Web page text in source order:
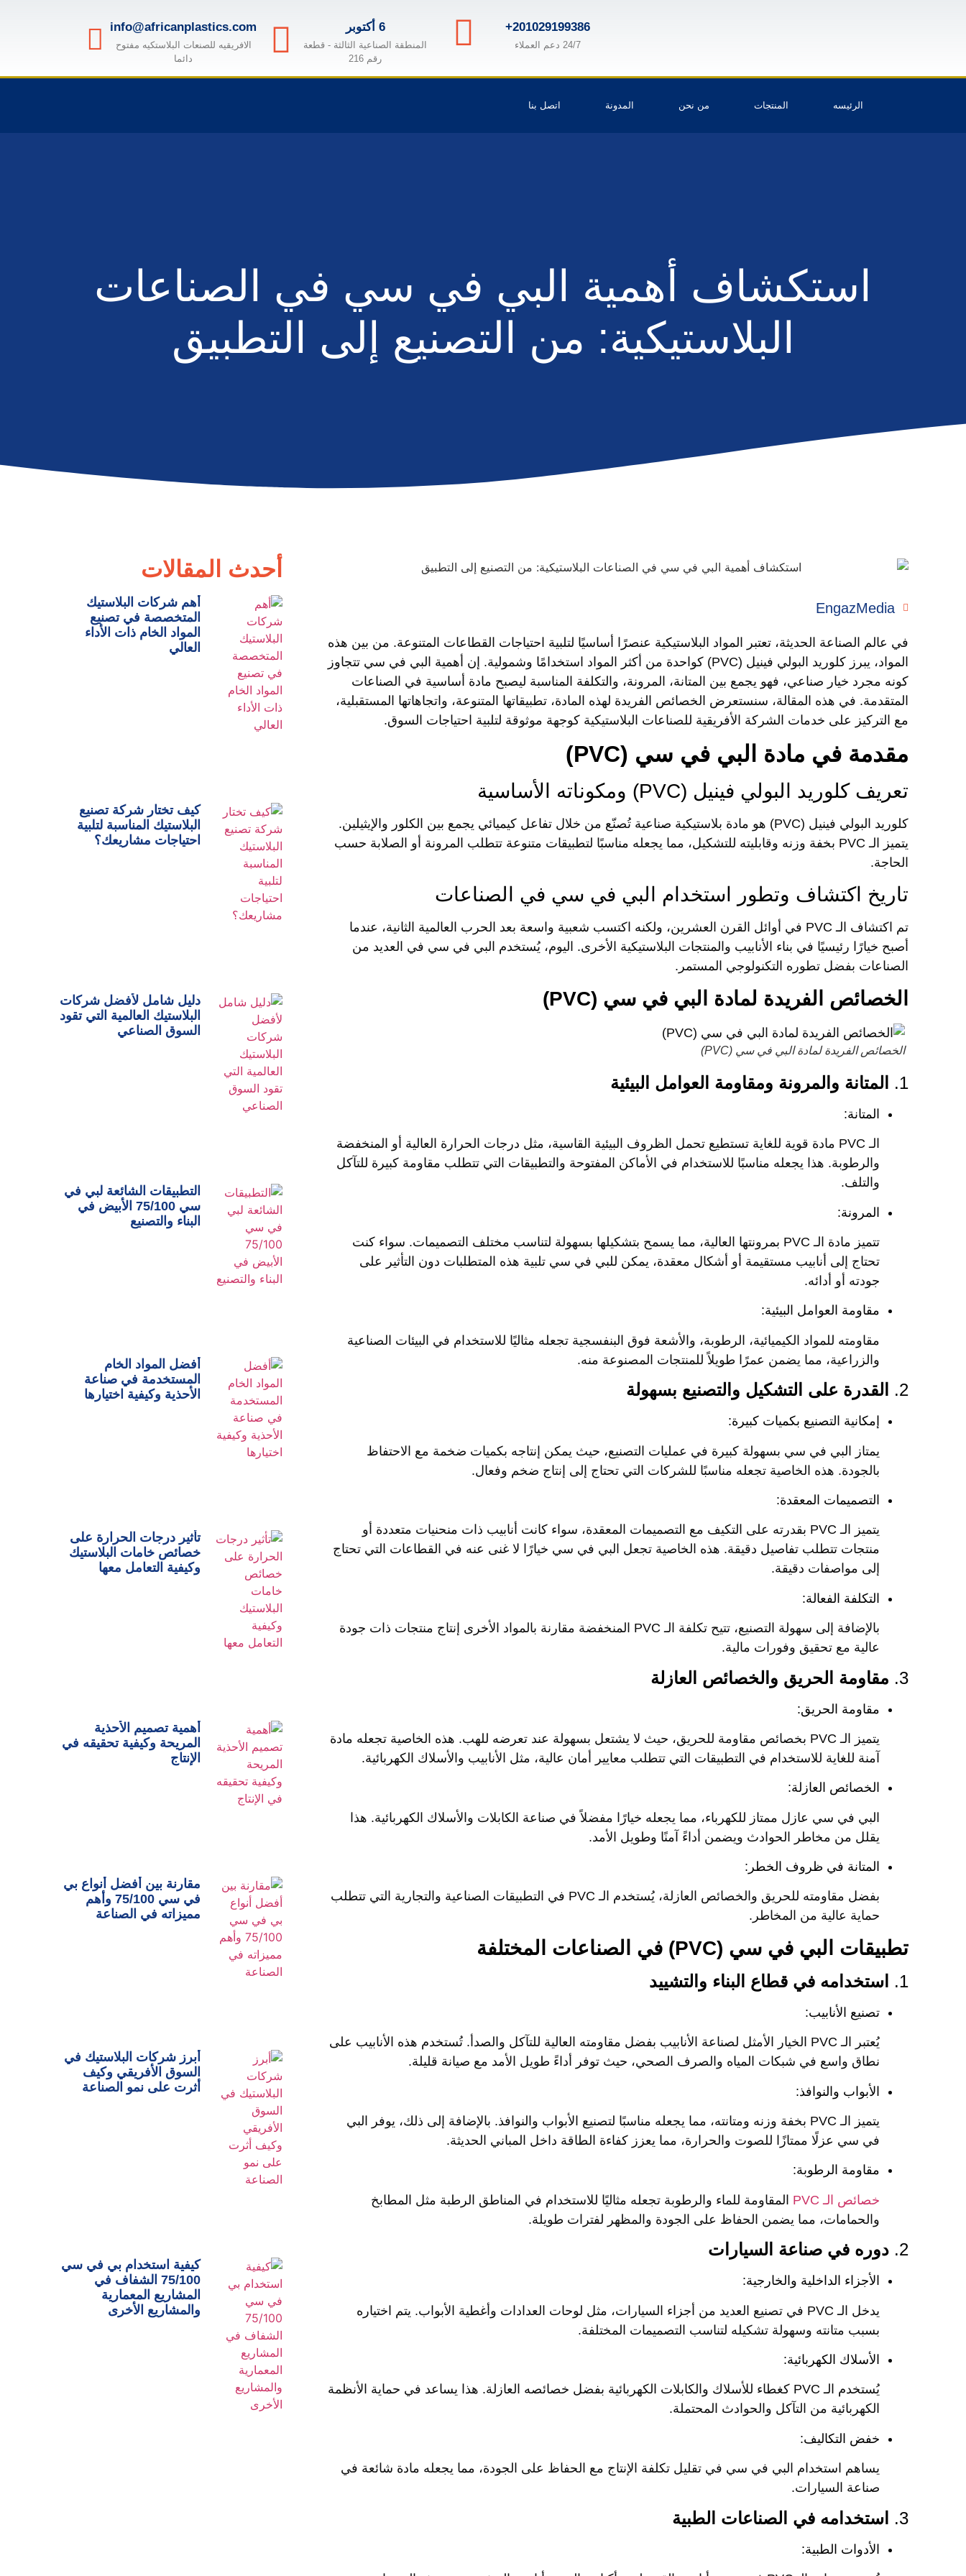
+201029199386
24/7 دعم العملاء
6 أكتوبر
المنطقة الصناعية الثالثة - قطعة
رقم 216
info@africanplastics.com
الافريقيه للصنعات البلاستكيه مفتوح
دائما
الرئيسه المنتجات من نحن المدونة اتصل بنا
استكشاف أهمية البي في سي في الصناعات
البلاستيكية: من التصنيع إلى التطبيق
EngazMedia
في عالم الصناعة الحديثة، تعتبر المواد البلاستيكية عنصرًا أساسيًا لتلبية احتياجات القطاعات المتنوعة. من بين هذه
المواد، يبرز كلوريد البولي فينيل (PVC) كواحدة من أكثر المواد استخدامًا وشمولية. إن أهمية البي في سي تتجاوز
كونه مجرد خيار صناعي، فهو يجمع بين المتانة، المرونة، والتكلفة المناسبة ليصبح مادة أساسية في الصناعات
المتقدمة. في هذه المقالة، سنستعرض الخصائص الفريدة لهذه المادة، تطبيقاتها المتنوعة، واتجاهاتها المستقبلية،
مع التركيز على خدمات الشركة الأفريقية للصناعات البلاستيكية كوجهة موثوقة لتلبية احتياجات السوق.
مقدمة في مادة البي في سي (PVC)
تعريف كلوريد البولي فينيل (PVC) ومكوناته الأساسية
كلوريد البولي فينيل (PVC)
هو مادة بلاستيكية صناعية تُصنّع من خلال تفاعل كيميائي يجمع بين الكلور والإيثيلين.
يتميز الـ PVC بخفة وزنه وقابليته للتشكيل، مما يجعله مناسبًا لتطبيقات متنوعة تتطلب المرونة أو الصلابة حسب
الحاجة.
تاريخ اكتشاف وتطور استخدام البي في سي في الصناعات
تم اكتشاف الـ PVC في أوائل القرن العشرين، ولكنه اكتسب شعبية واسعة بعد الحرب العالمية الثانية، عندما
أصبح خيارًا رئيسيًا في بناء الأنابيب والمنتجات البلاستيكية الأخرى. اليوم، يُستخدم البي في سي في العديد من
الصناعات بفضل تطوره التكنولوجي المستمر.
الخصائص الفريدة لمادة البي في سي (PVC)
الخصائص الفريدة لمادة البي في سي (PVC)
1. المتانة والمرونة ومقاومة العوامل البيئية
المتانة:
الـ PVC مادة قوية للغاية تستطيع تحمل الظروف البيئية القاسية، مثل درجات الحرارة العالية أو المنخفضة
والرطوبة. هذا يجعله مناسبًا للاستخدام في الأماكن المفتوحة والتطبيقات التي تتطلب مقاومة كبيرة للتآكل
والتلف.
المرونة:
تتميز مادة الـ PVC بمرونتها العالية، مما يسمح بتشكيلها بسهولة لتناسب مختلف التصميمات. سواء كنت
تحتاج إلى أنابيب مستقيمة أو أشكال معقدة، يمكن للبي في سي تلبية هذه المتطلبات دون التأثير على
جودته أو أدائه.
مقاومة العوامل البيئية:
مقاومته للمواد الكيميائية، الرطوبة، والأشعة فوق البنفسجية تجعله مثاليًا للاستخدام في البيئات الصناعية
والزراعية، مما يضمن عمرًا طويلاً للمنتجات المصنوعة منه.
2. القدرة على التشكيل والتصنيع بسهولة
إمكانية التصنيع بكميات كبيرة:
يمتاز البي في سي بسهولة كبيرة في عمليات التصنيع، حيث يمكن إنتاجه بكميات ضخمة مع الاحتفاظ
بالجودة. هذه الخاصية تجعله مناسبًا للشركات التي تحتاج إلى إنتاج ضخم وفعال.
التصميمات المعقدة:
يتميز الـ PVC بقدرته على التكيف مع التصميمات المعقدة، سواء كانت أنابيب ذات منحنيات متعددة أو
منتجات تتطلب تفاصيل دقيقة. هذه الخاصية تجعل البي في سي خيارًا لا غنى عنه في القطاعات التي تحتاج
إلى مواصفات دقيقة.
التكلفة الفعالة:
بالإضافة إلى سهولة التصنيع، تتيح تكلفة الـ PVC المنخفضة مقارنة بالمواد الأخرى إنتاج منتجات ذات جودة
عالية مع تحقيق وفورات مالية.
3. مقاومة الحريق والخصائص العازلة
مقاومة الحريق:
يتميز الـ PVC بخصائص مقاومة للحريق، حيث لا يشتعل بسهولة عند تعرضه للهب. هذه الخاصية تجعله مادة
آمنة للغاية للاستخدام في التطبيقات التي تتطلب معايير أمان عالية، مثل الأنابيب والأسلاك الكهربائية.
الخصائص العازلة:
البي في سي عازل ممتاز للكهرباء، مما يجعله خيارًا مفضلاً في صناعة الكابلات والأسلاك الكهربائية. هذا
يقلل من مخاطر الحوادث ويضمن أداءً آمنًا وطويل الأمد.
المتانة في ظروف الخطر:
بفضل مقاومته للحريق والخصائص العازلة، يُستخدم الـ PVC في التطبيقات الصناعية والتجارية التي تتطلب
حماية عالية من المخاطر.
تطبيقات البي في سي (PVC) في الصناعات المختلفة
1. استخدامه في قطاع البناء والتشييد
تصنيع الأنابيب:
يُعتبر الـ PVC الخيار الأمثل لصناعة الأنابيب بفضل مقاومته العالية للتآكل والصدأ. تُستخدم هذه الأنابيب على
نطاق واسع في شبكات المياه والصرف الصحي، حيث توفر أداءً طويل الأمد مع صيانة قليلة.
الأبواب والنوافذ:
يتميز الـ PVC بخفة وزنه ومتانته، مما يجعله مناسبًا لتصنيع الأبواب والنوافذ. بالإضافة إلى ذلك، يوفر البي
في سي عزلًا ممتازًا للصوت والحرارة، مما يعزز كفاءة الطاقة داخل المباني الحديثة.
مقاومة الرطوبة:
خصائص الـ PVC
المقاومة للماء والرطوبة تجعله مثاليًا للاستخدام في المناطق الرطبة مثل المطابخ
والحمامات، مما يضمن الحفاظ على الجودة والمظهر لفترات طويلة.
2. دوره في صناعة السيارات
الأجزاء الداخلية والخارجية:
يدخل الـ PVC في تصنيع العديد من أجزاء السيارات، مثل لوحات العدادات وأغطية الأبواب. يتم اختياره
بسبب متانته وسهولة تشكيله لتناسب التصميمات المختلفة.
الأسلاك الكهربائية:
يُستخدم الـ PVC كغطاء للأسلاك والكابلات الكهربائية بفضل خصائصه العازلة. هذا يساعد في حماية الأنظمة
الكهربائية من التآكل والحوادث المحتملة.
خفض التكاليف:
يساهم استخدام البي في سي في تقليل تكلفة الإنتاج مع الحفاظ على الجودة، مما يجعله مادة شائعة في
صناعة السيارات.
3. استخدامه في الصناعات الطبية
الأدوات الطبية:
أحدث المقالات
أهم شركات البلاستيك
المتخصصة في تصنيع
المواد الخام ذات الأداء
العالي
كيف تختار شركة تصنيع
البلاستيك المناسبة لتلبية
احتياجات مشاريعك؟
دليل شامل لأفضل شركات
البلاستيك العالمية التي تقود
السوق الصناعي
التطبيقات الشائعة لبي في
سي 75/100 الأبيض في
البناء والتصنيع
أفضل المواد الخام
المستخدمة في صناعة
الأحذية وكيفية اختيارها
تأثير درجات الحرارة على
خصائص خامات البلاستيك
وكيفية التعامل معها
أهمية تصميم الأحذية
المريحة وكيفية تحقيقه في
الإنتاج
مقارنة بين أفضل أنواع بي
في سي 75/100 وأهم
مميزاته في الصناعة
أبرز شركات البلاستيك في
السوق الأفريقي وكيف
أثرت على نمو الصناعة
كيفية استخدام بي في سي
75/100 الشفاف في
المشاريع المعمارية
والمشاريع الأخرى